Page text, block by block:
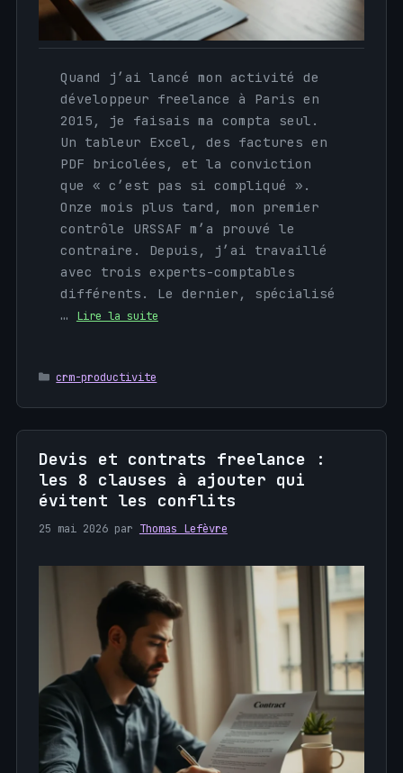
Quand j’ai lancé mon activité de
développeur freelance à Paris en
2015, je faisais ma compta seul.
Un tableur Excel, des factures en
PDF bricolées, et la conviction
que « c’est pas si compliqué ».
Onze mois plus tard, mon premier
contrôle URSSAF m’a prouvé le
contraire. Depuis, j’ai travaillé
avec trois experts-comptables
différents. Le dernier, spécialisé
…
Lire la suite
Catégories
crm-productivite
Devis et contrats freelance :
les 8 clauses à ajouter qui
évitent les conflits
25 mai 2026 par Thomas Lefèvre